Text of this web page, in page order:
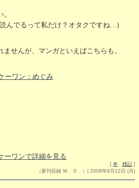
んでるって私だけ？オタクですね…)
せんが、マンガといえばこちらも。
ーワンで詳細を見る
[ 本 雑記 ]
（新刊目録 Ｍ．Ｏ．）| 2008年9月22日 (月)